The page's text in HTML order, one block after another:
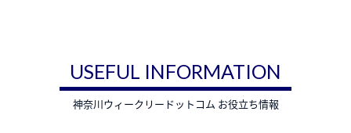
USEFUL INFORMATION
神奈川ウィークリードットコム お役立ち情報